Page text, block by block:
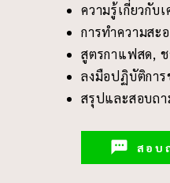
ความรู้เกี่ยวกับ
การทำความสะ
สูตรกาแฟสด, ช
ลงมือปฏิบัติการ
สรุปและสอบถ
สอบ